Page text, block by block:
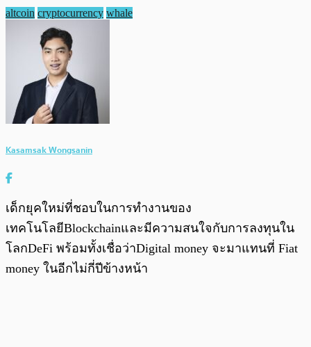
altcoin cryptocurrency whale
Kasamsak Wongsanin
เด็กยุคใหม่ที่ชอบในการทำงานของ
เทคโนโลยีBlockchainและมีความสนใจกับการลงทุนใน
โลกDeFi พร้อมทั้งเชื่อว่าDigital money จะมาแทนที่ Fiat
money ในอีกไม่กี่ปีข้างหน้า